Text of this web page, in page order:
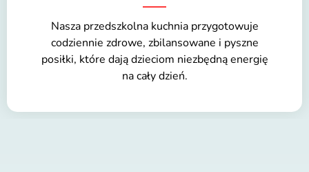
Nasza przedszkolna kuchnia przygotowuje
codziennie zdrowe, zbilansowane i pyszne
posiłki, które dają dzieciom niezbędną energię
na cały dzień.